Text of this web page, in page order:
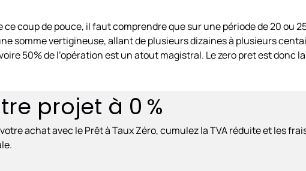
ce coup de pouce, il faut comprendre que sur une période de 20 ou
somme vertigineuse, allant de plusieurs dizaines à plusieurs
50% de l’opération est un atout magistral. Le zero pret est
projet à 0 %
achat avec le Prêt à Taux Zéro, cumulez la TVA réduite et les